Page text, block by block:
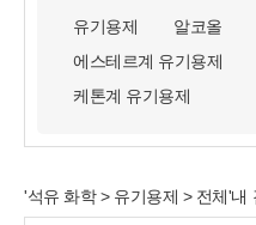
유기용제 알코올
에스테르계 유기용제
케톤계 유기용제
'석유 화학 > 유기용제 > 전체'내